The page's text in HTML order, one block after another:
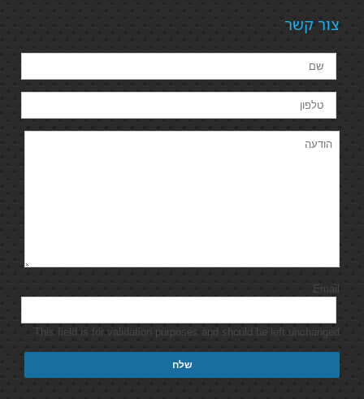
צור קשר
Email
This field is for validation purposes and should be left unchanged.